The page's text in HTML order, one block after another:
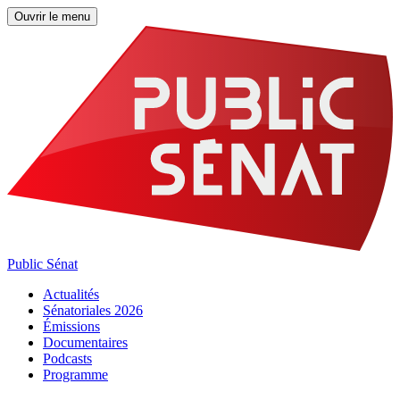
Ouvrir le menu
Public Sénat
Actualités
Sénatoriales 2026
Émissions
Documentaires
Podcasts
Programme